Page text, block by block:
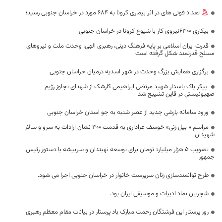
تعداد فوتی های در اثر بیماری کرونا به 684 مورد در خراسان جنوبی رسید؛
بیکاری ۶۳۰۰نیروی کار با شیوع کرونا در خراسان جنوبی
قدرت ایران اسلامی بر پایه فرهنگ دینی، رهبری الهی، وحدت ملت و نیروهای
مسلح قدرتمند شکل گرفته است
برگزاری همایش بزرگ وحدت در شهر اسدیه درمیان خراسان جنوبی
پیکر پاک پاسدار شهید مرتضی ابراهیمی کارشک از شهدای تجاوز رژیم
صهیونیستی در قاین تشییع شد
ورود سامانه بارشی جدید از عصر شنبه به جو استان خراسان جنوبی
مراسم « بیل زنی» خوسف عزاداری به قدمت 300 نشان ارادات به سرو و سالار
شهیدان
تصویب ۵ هزار میلیارد تومان برای توسعه نهبندان و سربیشه با دستور رئیس
جمهور
طرح توانمندسازی زنان سرپرست خانوار در خراسان جنوبی اجرا می شود.
شجریان نماد ادبیات و موسیقی ایران بود.
روز پرستار این فرشتگان رحمت مبارک باد پرستار در بیانات مقام معظم رهبری